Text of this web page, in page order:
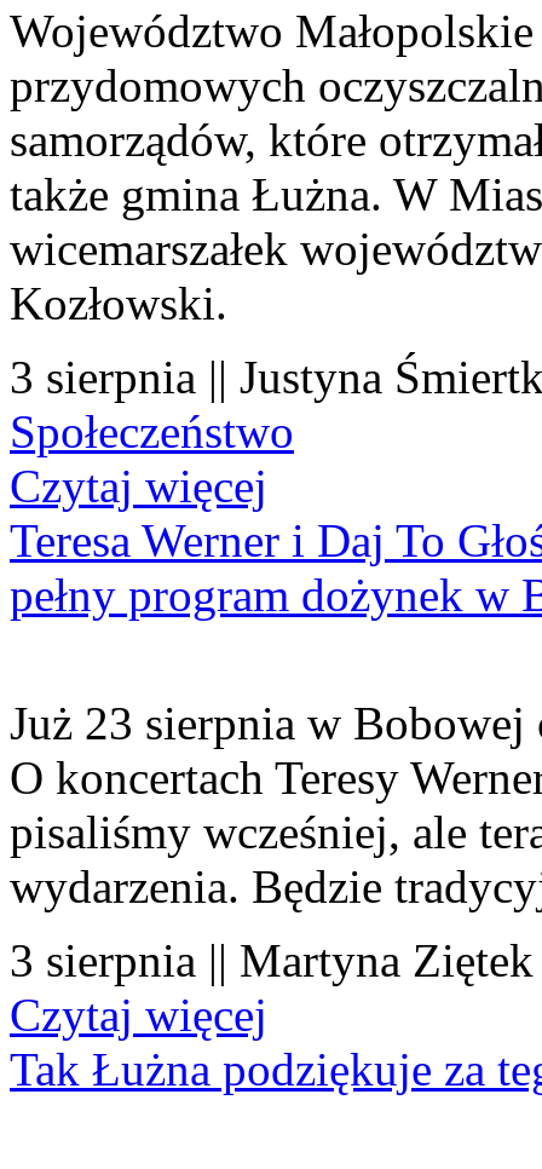
Województwo
przydomowych
samorządów, które
także gmina Łużna. W
wicemarszałek
Kozłowski.
3 sierpnia || Justyna
Społeczeństwo
Czytaj więcej
Teresa Werner i Daj To
pełny program dożynek w
Już 23 sierpnia w
O koncertach Teresy
pisaliśmy wcześniej, ale
wydarzenia. Będzie
3 sierpnia || Martyna
Czytaj więcej
Tak Łużna podziękuje za